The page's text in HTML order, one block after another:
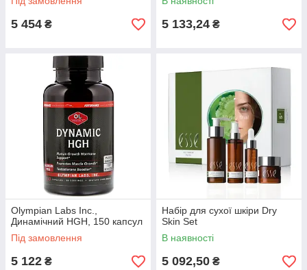
фунта (2,04 кг)
5 454 ₴ 5 133,24 ₴
Olympian Labs Inc.,
Динамічний HGH, 150 капсул
Під замовлення
5 122 ₴
Набір для сухої шкіри Dry
Skin Set
В наявності
5 092,50 ₴